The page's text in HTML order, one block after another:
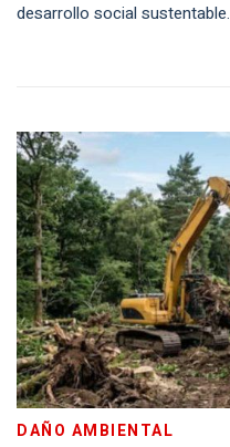
desarrollo social sustentable.
DAÑO AMBIENTAL